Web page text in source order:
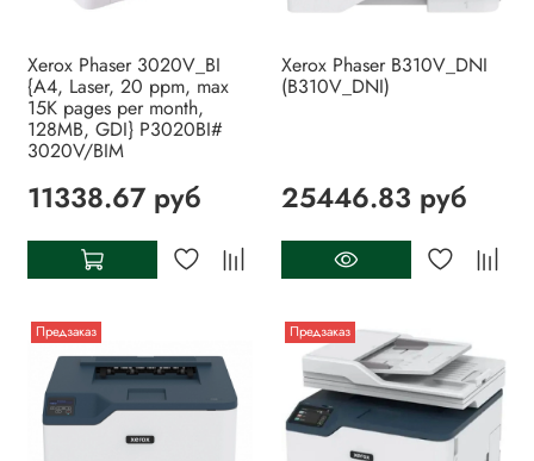
Xerox Phaser 3020V_BI
{A4, Laser, 20 ppm, max
15K pages per month,
128MB, GDI} P3020BI#
3020V/BIM
11338.67 руб
Xerox Phaser B310V_DNI
(B310V_DNI)
25446.83 руб
Предзаказ Предзаказ